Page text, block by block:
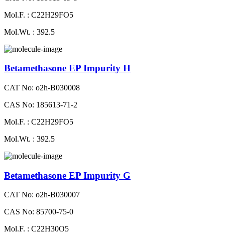
Mol.F. : C22H29FO5
Mol.Wt. : 392.5
Betamethasone EP Impurity H
CAT No: o2h-B030008
CAS No: 185613-71-2
Mol.F. : C22H29FO5
Mol.Wt. : 392.5
Betamethasone EP Impurity G
CAT No: o2h-B030007
CAS No: 85700-75-0
Mol.F. : C22H30O5